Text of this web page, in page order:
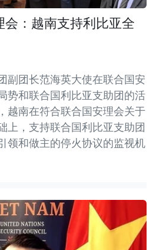
：越南支持利比亚全
副团长范海英大使在联合国安
势和联合国利比亚支助团的活
越南在符合联合国安理会关于
上，支持联合国利比亚支助团
领和做主的停火协议的监视机